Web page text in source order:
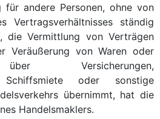
für andere Personen, ohne von
Vertragsverhältnisses ständig
die Vermittlung von Verträgen
Veräußerung von Waren oder
Versicherungen,
Schiffsmiete oder sonstige
übernimmt, hat die
Handelsmaklers.